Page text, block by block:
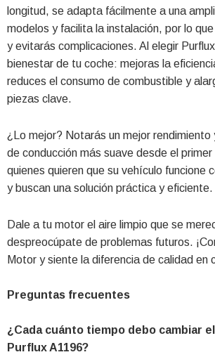
longitud, se adapta fácilmente a una
modelos y facilita la instalación, por lo
y evitarás complicaciones. Al elegir
bienestar de tu coche: mejoras la
reduces el consumo de combustible y
piezas clave.
¿Lo mejor? Notarás un mejor rendimiento
de conducción más suave desde el
quienes quieren que su vehículo funcione
y buscan una solución práctica y eficiente.
Dale a tu motor el aire limpio que se
despreocúpate de problemas futuros.
Motor y siente la diferencia de calidad en
Preguntas frecuentes
¿Cada cuánto tiempo debo cambiar
Purflux A1196?